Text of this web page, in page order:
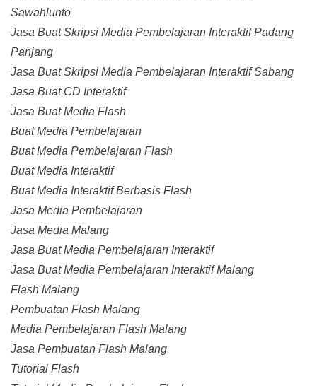
Sawahlunto
Jasa Buat Skripsi Media Pembelajaran Interaktif Padang
Panjang
Jasa Buat Skripsi Media Pembelajaran Interaktif Sabang
Jasa Buat CD Interaktif
Jasa Buat Media Flash
Buat Media Pembelajaran
Buat Media Pembelajaran Flash
Buat Media Interaktif
Buat Media Interaktif Berbasis Flash
Jasa Media Pembelajaran
Jasa Media Malang
Jasa Buat Media Pembelajaran Interaktif
Jasa Buat Media Pembelajaran Interaktif Malang
Flash Malang
Pembuatan Flash Malang
Media Pembelajaran Flash Malang
Jasa Pembuatan Flash Malang
Tutorial Flash